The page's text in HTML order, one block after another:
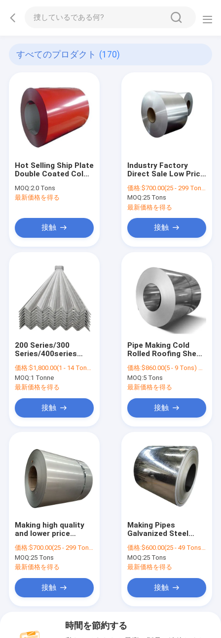
すべてのプロダクト (170)
Hot Selling Ship Plate
Double Coated Color
Painting Galvanized
Steel Coil / Zinc
Sheets In Coils
MOQ:2.0 Tons
最新価格を得る
接触
Industry Factory
Direct Sale Low Price
Hot Rolled Stainless
Steel 410 439 441
409 Coil
価格:$700.00(25 - 299 Tons) $550.00(>=300 Tons)
MOQ:25 Tons
最新価格を得る
接触
200 Series/300
Series/400series
Q235 Q345B Slotted
Iron MS Stainless
Steel Angle Steel
価格:$1,800.00(1 - 14 Tonnes) $1,700.00(15 - 29 Tonnes) $1,500.00(>=30 Tonnes)
MOQ:1 Tonne
最新価格を得る
接触
Pipe Making Cold
Rolled Roofing Sheet
Galvanized Steel
Coils Price
価格:$860.00(5 - 9 Tons) $850.00(10 - 14 Tons) $830.00(>=15 Tons)
MOQ:5 Tons
最新価格を得る
接触
Making high quality
and lower price
Gugete Pipes
価格:$700.00(25 - 299 Tons) $550.00(>=300 Tons)
MOQ:25 Tons
最新価格を得る
接触
Making Pipes
Galvanized Steel
Galvanized Steel Coil
CR SPCC DX51D
SGC340 SGC440 Zinc
Galvanized Gi Sheet
価格:$600.00(25 - 49 Tons) $550.00(50 - 99 Tons) $500.00(>=100 Tons)
MOQ:25 Tons
最新価格を得る
接触
時間を節約する